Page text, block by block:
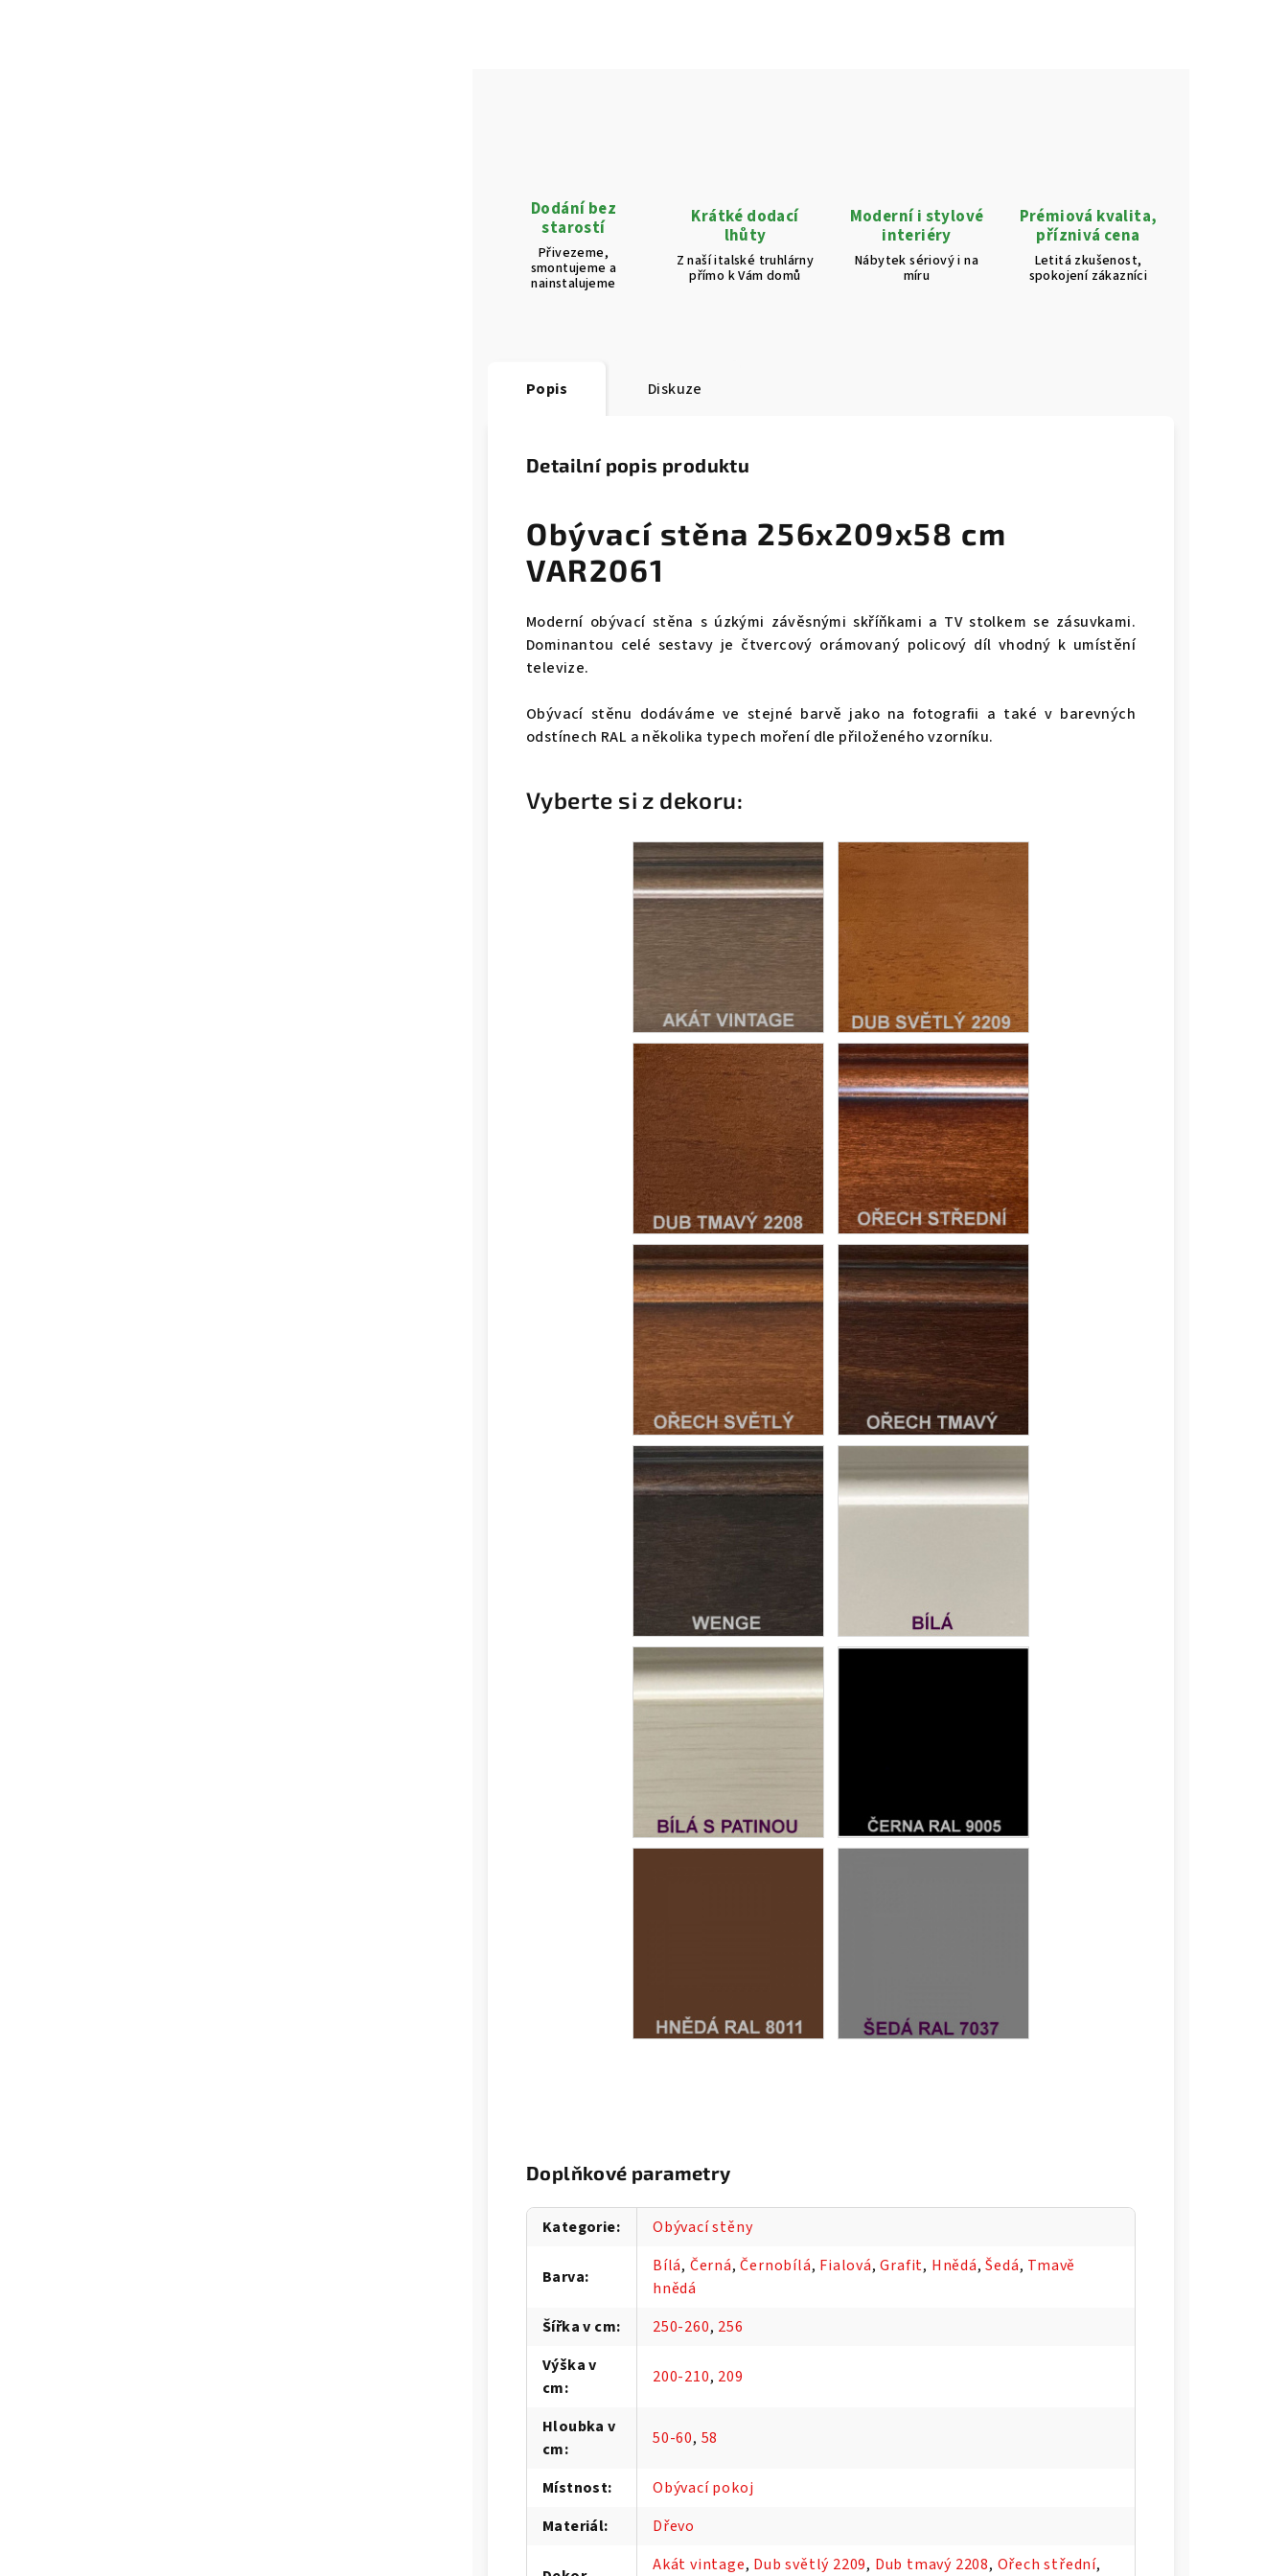
Dodání bez
starostí
Přivezeme,
smontujeme a
nainstalujeme
Krátké dodací
lhůty
Z naší italské truhlárny
přímo k Vám domů
Moderní i stylové
interiéry
Nábytek sériový i na
míru
Prémiová kvalita,
příznivá cena
Letitá zkušenost,
spokojení zákazníci
Popis Diskuze
Detailní popis produktu
Obývací stěna 256x209x58 cm
VAR2061
Moderní obývací stěna s úzkými závěsnými skříňkami a TV stolkem se zásuvkami.
Dominantou celé sestavy je čtvercový orámovaný policový díl vhodný k umístění
televize.
Obývací stěnu dodáváme ve stejné barvě jako na fotografii a také v barevných
odstínech RAL a několika typech moření dle přiloženého vzorníku.
Vyberte si z dekoru:
Doplňkové parametry
Kategorie: Obývací stěny
Barva:
Bílá, Černá,Černobílá, Fialová,Grafit, Hnědá,Šedá, Tmavě
hnědá
Šířka v cm: 250-260, 256
Výška v
cm:
200-210, 209
Hloubka v
cm:
50-60, 58
Místnost:
Obývací pokoj
Materiál: Dřevo
Akát vintage, Dub světlý 2209, Dub tmavý 2208, Ořech střední,